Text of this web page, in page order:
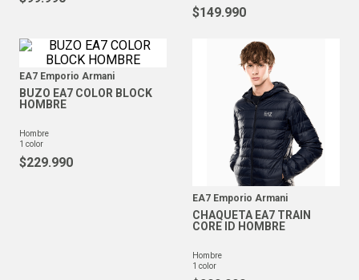
$149.990
EA7 Emporio Armani
BUZO EA7 COLOR BLOCK
HOMBRE
hombre
1 color
$229.990
EA7 Emporio Armani
CHAQUETA EA7 TRAIN
CORE ID HOMBRE
hombre
1 color